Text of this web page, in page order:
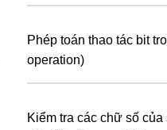
Phép toán thao tác bit
operation)
Kiểm tra các chữ số